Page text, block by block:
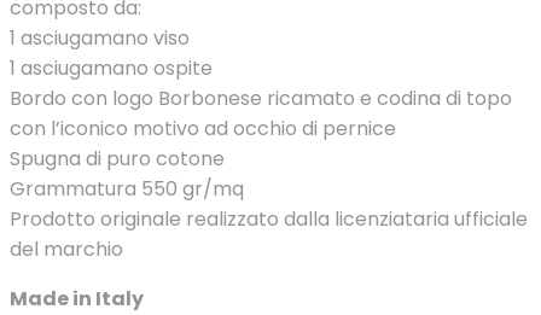
composto da:
1 asciugamano viso
1 asciugamano ospite
Bordo con logo Borbonese ricamato e codina di topo
con l’iconico motivo ad occhio di pernice
Spugna di puro cotone
Grammatura 550 gr/mq
Prodotto originale realizzato dalla licenziataria ufficiale
del marchio
Made in Italy